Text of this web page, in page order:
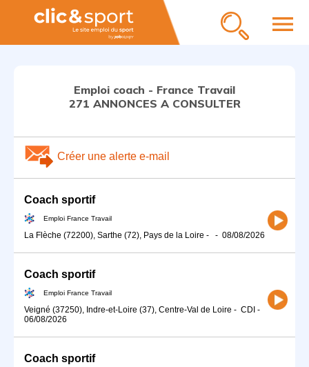
menu
Emploi coach - France Travail
271 ANNONCES A CONSULTER
Créer une alerte e-mail
Coach sportif
Emploi France Travail
La Flèche (72200), Sarthe (72), Pays de la Loire - - 08/08/2026
Coach sportif
Emploi France Travail
Veigné (37250), Indre-et-Loire (37), Centre-Val de Loire - CDI -
06/08/2026
Coach sportif